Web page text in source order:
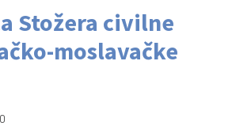
Stožera civilne
moslavačke